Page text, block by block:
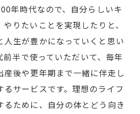
年時代なので、自分らしいキ
りたいことを実現したりと、
人生が豊かになっていくと思い
半で使っていただいて、毎年
産後や更年期まで一緒に伴走し
るサービスです。理想のライフ
るために、自分の体とどう向き